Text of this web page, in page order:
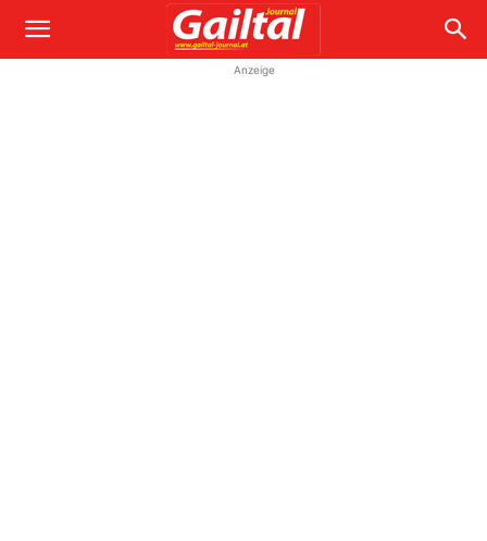
Anzeige